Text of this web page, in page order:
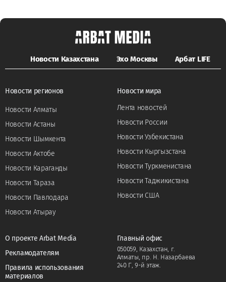
Новости Казахстана Эхо Москвы Арбат LIFE
Новости регионов
Новости Алматы
Новости Астаны
Новости Шымкента
Новости Актобе
Новости Караганды
Новости Тараза
Новости Павлодара
Новости Атырау
Новости мира
Лента новостей
Новости России
Новости Узбекистана
Новости Кыргызстана
Новости Туркменистана
Новости Таджикистана
Новости США
О проекте Arbat Media
Рекламодателям
Правила использования
материалов
Главный офис
050059, Казахстан, г.
Алматы, пр. Н. Назарбаева
240 Г, 9-й этаж.